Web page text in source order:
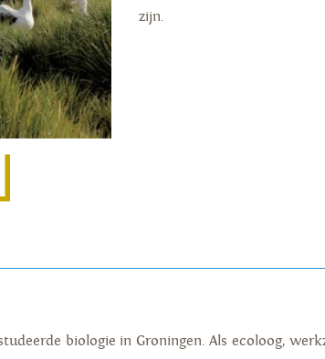
zijn.
biologie in Groningen. Als ecoloog,